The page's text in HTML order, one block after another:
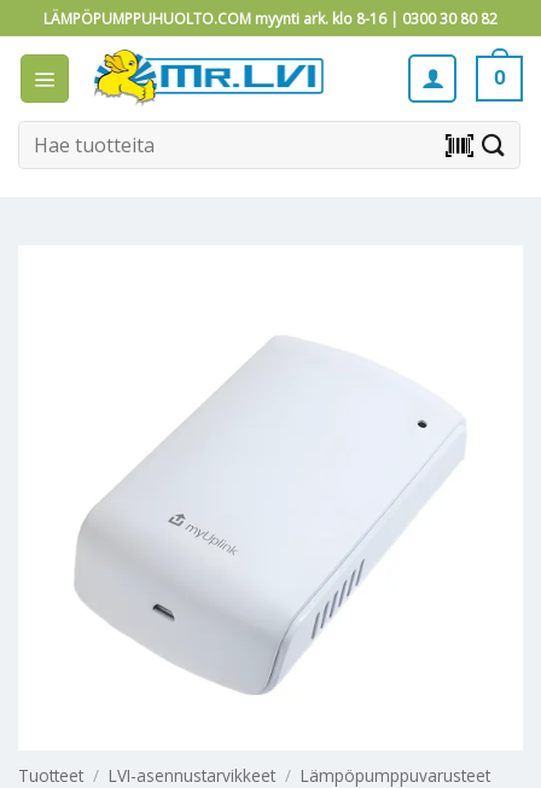
to
content
LÄMPÖPUMPPUHUOLTO.COM myynti ark. klo 8-16 | 0300 30 80 82
0
Etsi: barcode_scanner
Tuotteet / LVI-asennustarvikkeet / Lämpöpumppuvarusteet